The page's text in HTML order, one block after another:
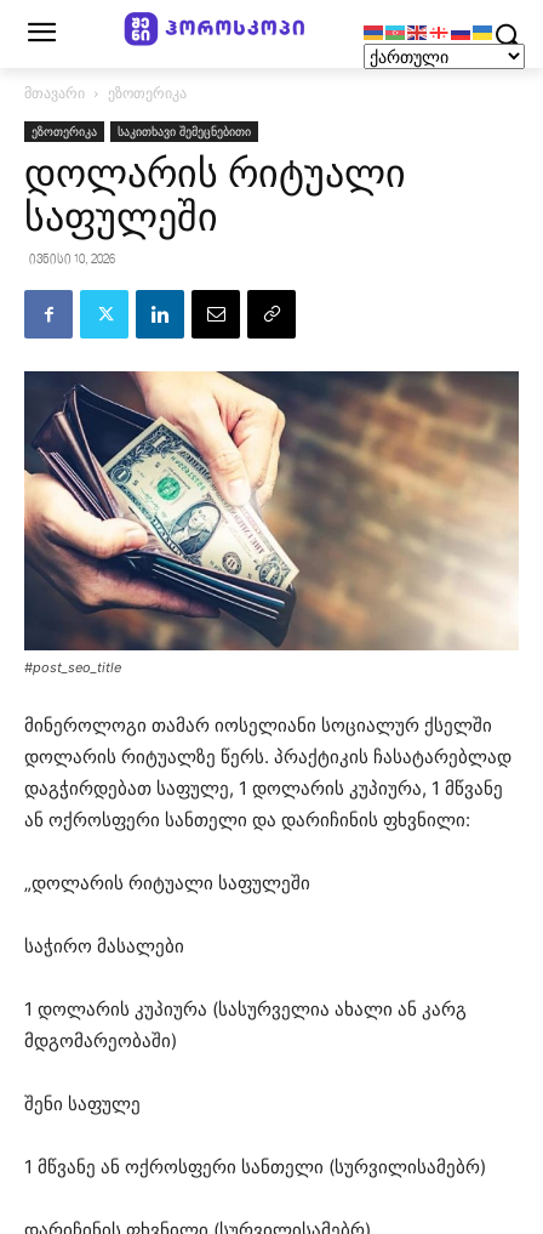
მთავარი ეზოთერიკა
ეზოთერიკა საკითხავი შემეცნებითი
დოლარის რიტუალი
საფულეში
ივნისი 10, 2026
#post_seo_title
მინეროლოგი თამარ იოსელიანი სოციალურ ქსელში
დოლარის რიტუალზე წერს. პრაქტიკის ჩასატარებლად
დაგჭირდებათ საფულე, 1 დოლარის კუპიურა, 1 მწვანე
ან ოქროსფერი სანთელი და დარიჩინის ფხვნილი:
„დოლარის რიტუალი საფულეში
საჭირო მასალები
1 დოლარის კუპიურა (სასურველია ახალი ან კარგ
მდგომარეობაში)
შენი საფულე
1 მწვანე ან ოქროსფერი სანთელი (სურვილისამებრ)